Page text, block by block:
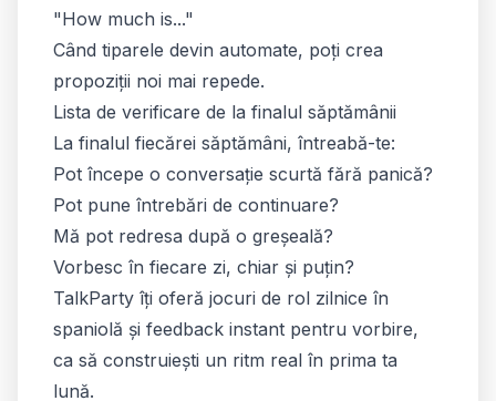
"How much is..."
Când tiparele devin automate, poți crea
propoziții noi mai repede.
Lista de verificare de la finalul săptămânii
La finalul fiecărei săptămâni, întreabă-te:
Pot începe o conversație scurtă fără panică?
Pot pune întrebări de continuare?
Mă pot redresa după o greșeală?
Vorbesc în fiecare zi, chiar și puțin?
TalkParty îți oferă jocuri de rol zilnice în
spaniolă și feedback instant pentru vorbire,
ca să construiești un ritm real în prima ta
lună.